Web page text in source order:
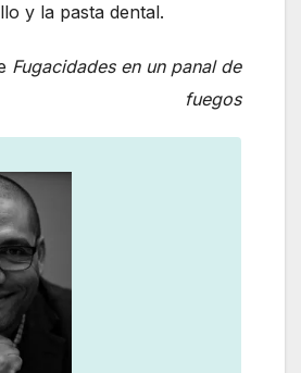
y la pasta dental.
Fugacidades en un panal de
fuegos